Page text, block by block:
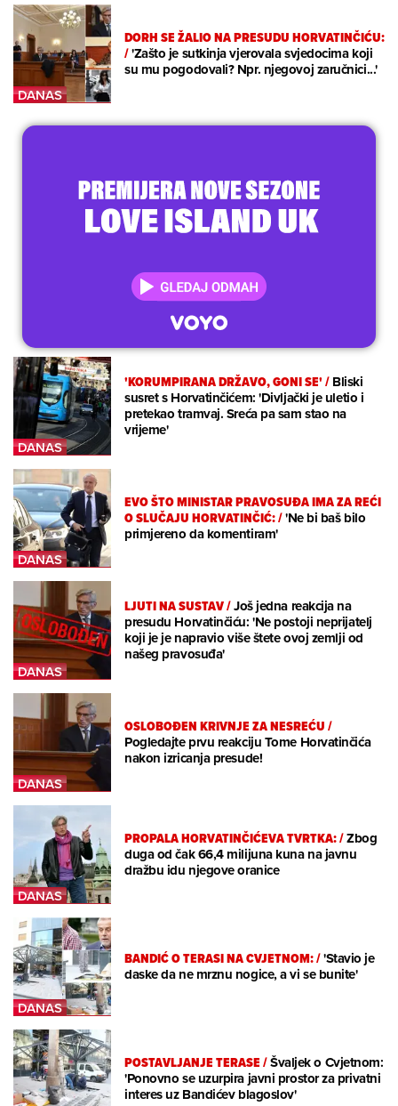
DORH SE ŽALIO NA PRESUDU HORVATINČIĆU:
/'Zašto je sutkinja vjerovala svjedocima koji
su mu pogodovali? Npr. njegovoj zaručnici...'
'KORUMPIRANA DRŽAVO, GONI SE'/Bliski
susret s Horvatinčićem: 'Divljački je uletio i
pretekao tramvaj. Sreća pa sam stao na
vrijeme'
EVO ŠTO MINISTAR PRAVOSUĐA IMA ZA REĆI
O SLUČAJU HORVATINČIĆ:/'Ne bi baš bilo
primjereno da komentiram'
LJUTI NA SUSTAV/Još jedna reakcija na
presudu Horvatinčiću: 'Ne postoji neprijatelj
koji je je napravio više štete ovoj zemlji od
našeg pravosuđa'
OSLOBOĐEN KRIVNJE ZA NESREĆU/
Pogledajte prvu reakciju Tome Horvatinčića
nakon izricanja presude!
PROPALA HORVATINČIĆEVA TVRTKA:/Zbog
duga od čak 66,4 milijuna kuna na javnu
dražbu idu njegove oranice
BANDIĆ O TERASI NA CVJETNOM:/'Stavio je
daske da ne mrznu nogice, a vi se bunite'
POSTAVLJANJE TERASE/Švaljek o Cvjetnom:
'Ponovno se uzurpira javni prostor za privatni
interes uz Bandićev blagoslov'